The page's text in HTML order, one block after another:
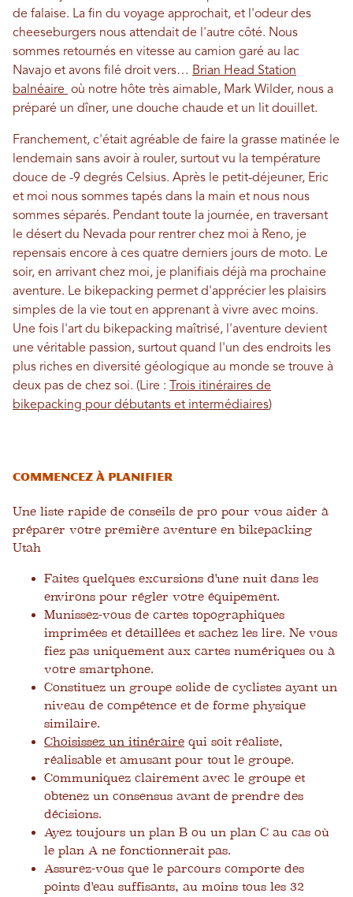
de falaise. La fin du voyage approchait, et l'odeur des
cheeseburgers nous attendait de l'autre côté. Nous
sommes retournés en vitesse au camion garé au lac
Navajo et avons filé droit vers… Brian Head Station
balnéaire où notre hôte très aimable, Mark Wilder, nous a
préparé un dîner, une douche chaude et un lit douillet.
Franchement, c'était agréable de faire la grasse matinée le
lendemain sans avoir à rouler, surtout vu la température
douce de -9 degrés Celsius. Après le petit-déjeuner, Eric
et moi nous sommes tapés dans la main et nous nous
sommes séparés. Pendant toute la journée, en traversant
le désert du Nevada pour rentrer chez moi à Reno, je
repensais encore à ces quatre derniers jours de moto. Le
soir, en arrivant chez moi, je planifiais déjà ma prochaine
aventure. Le bikepacking permet d'apprécier les plaisirs
simples de la vie tout en apprenant à vivre avec moins.
Une fois l'art du bikepacking maîtrisé, l'aventure devient
une véritable passion, surtout quand l'un des endroits les
plus riches en diversité géologique au monde se trouve à
deux pas de chez soi. (Lire : Trois itinéraires de
bikepacking pour débutants et intermédiaires)
Commencez à planifier
Une liste rapide de conseils de pro pour vous aider à
préparer votre première aventure en bikepacking
Utah
Faites quelques excursions d'une nuit dans les
environs pour régler votre équipement.
Munissez-vous de cartes topographiques
imprimées et détaillées et sachez les lire. Ne vous
fiez pas uniquement aux cartes numériques ou à
votre smartphone.
Constituez un groupe solide de cyclistes ayant un
niveau de compétence et de forme physique
similaire.
Choisissez un itinéraire qui soit réaliste,
réalisable et amusant pour tout le groupe.
Communiquez clairement avec le groupe et
obtenez un consensus avant de prendre des
décisions.
Ayez toujours un plan B ou un plan C au cas où
le plan A ne fonctionnerait pas.
Assurez-vous que le parcours comporte des
points d'eau suffisants, au moins tous les 32